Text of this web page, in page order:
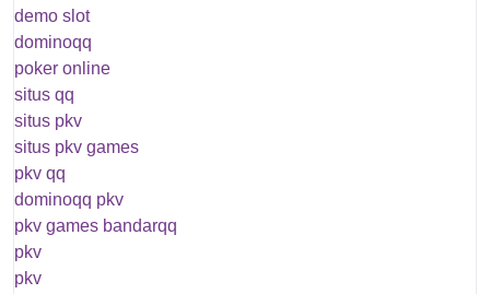
demo slot
dominoqq
poker online
situs qq
situs pkv
situs pkv games
pkv qq
dominoqq pkv
pkv games bandarqq
pkv
pkv